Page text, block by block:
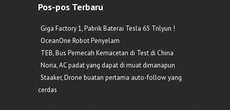
Pos-pos Terbaru
Giga Factory 1, Pabrik Baterai Tesla 65 Trilyun !
OceanOne Robot Penyelam
TEB, Bus Pemecah Kemacetan di Test di China
Noria, AC padat yang dapat di muat dimanapun
Staaker, Drone buatan pertama auto-follow yang
cerdas